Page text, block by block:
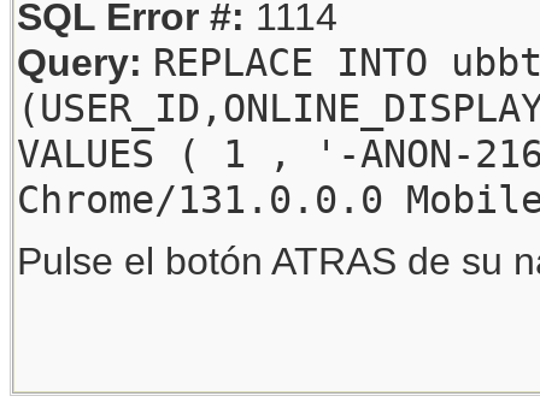
SQL Error #: 1114
Query: REPLACE INTO
VALUES ( 1 , '-
Chrome/131.0.0.0
Pulse el botón ATRAS de su